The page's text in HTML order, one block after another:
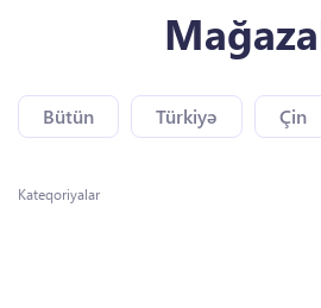
Bütün Türkiyə Çin
Kateqoriyalar